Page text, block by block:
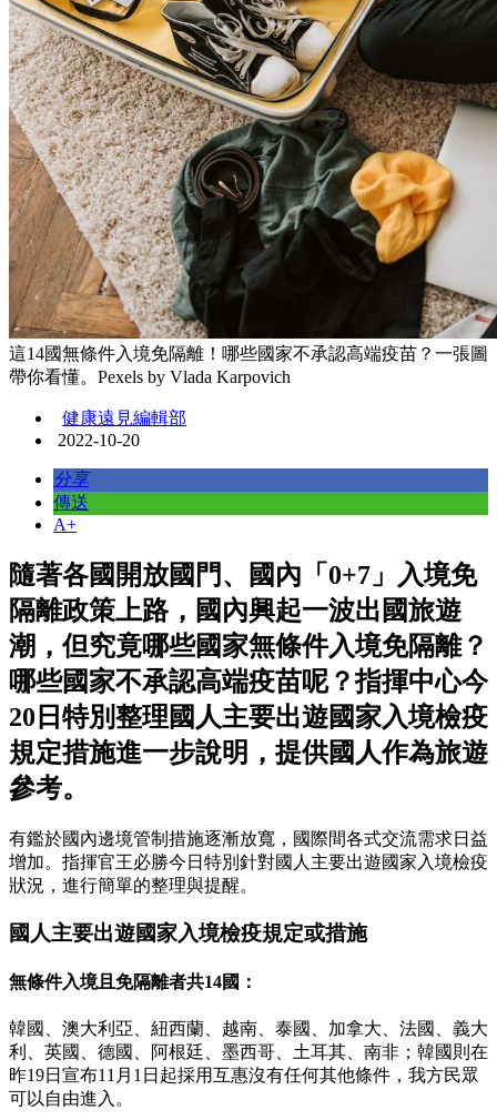
這14國無條件入境免隔離！哪些國家不承認高端疫苗？一張圖
帶你看懂。Pexels by Vlada Karpovich
健康遠見編輯部
2022-10-20
分享
傳送
A+
隨著各國開放國門、國內「0+7」入境免
隔離政策上路，國內興起一波出國旅遊
潮，但究竟哪些國家無條件入境免隔離？
哪些國家不承認高端疫苗呢？指揮中心今
20日特別整理國人主要出遊國家入境檢疫
規定措施進一步說明，提供國人作為旅遊
參考。
有鑑於國內邊境管制措施逐漸放寬，國際間各式交流需求日益
增加。指揮官王必勝今日特別針對國人主要出遊國家入境檢疫
狀況，進行簡單的整理與提醒。
國人主要出遊國家入境檢疫規定或措施
無條件入境且免隔離者共14國：
韓國、澳大利亞、紐西蘭、越南、泰國、加拿大、法國、義大
利、英國、德國、阿根廷、墨西哥、土耳其、南非；韓國則在
昨19日宣布11月1日起採用互惠沒有任何其他條件，我方民眾
可以自由進入。